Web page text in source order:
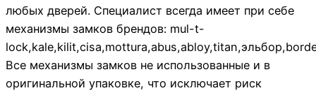
любых дверей. Специалист всегда имеет при себе
механизмы замков брендов: mul-t-
Все механизмы замков не использованные и в
оригинальной упаковке, что исключает риск